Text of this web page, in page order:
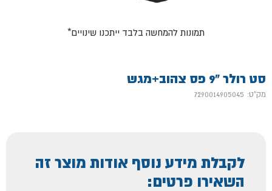
סט רולר "9 פס צהוב+מגש
מק"ט: 7290014905045
לקבלת מידע נוסף אודות מוצר זה
השאירו פרטים:
*תמונות להמחשה בלבד ייתכנו שינויים